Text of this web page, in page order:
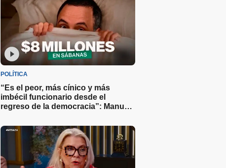
POLÍTICA
“Es el peor, más cínico y más
imbécil funcionario desde el
regreso de la democracia”: Manu
millones en sábanas